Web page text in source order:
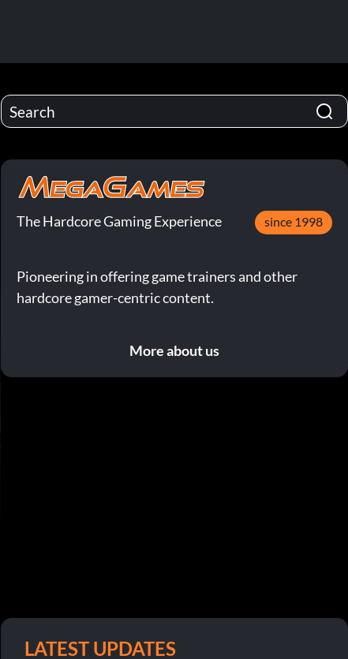
The Hardcore Gaming Experience since 1998
Pioneering in offering game trainers and other
hardcore gamer-centric content.
More about us
LATEST UPDATES